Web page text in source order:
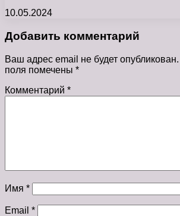
10.05.2024
Добавить комментарий
Ваш адрес email не будет опубликован.
поля помечены *
Комментарий *
Имя *
Email *